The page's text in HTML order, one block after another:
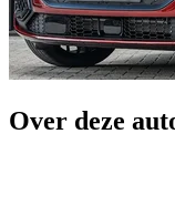
Over deze